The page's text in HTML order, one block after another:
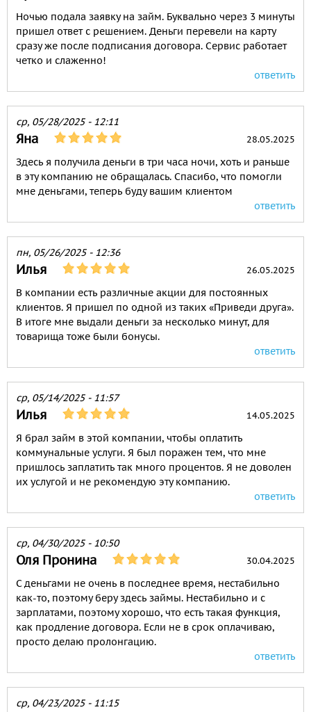
Ночью подала заявку на займ. Буквально через 3 минуты
пришел ответ с решением. Деньги перевели на карту
сразу же после подписания договора. Сервис работает
четко и слаженно!
ответить
ср, 05/28/2025 - 12:11
Яна 28.05.2025
Здесь я получила деньги в три часа ночи, хоть и раньше
в эту компанию не обращалась. Спасибо, что помогли
мне деньгами, теперь буду вашим клиентом
ответить
пн, 05/26/2025 - 12:36
Илья 26.05.2025
В компании есть различные акции для постоянных
клиентов. Я пришел по одной из таких «Приведи друга».
В итоге мне выдали деньги за несколько минут, для
товарища тоже были бонусы.
ответить
ср, 05/14/2025 - 11:57
Илья 14.05.2025
Я брал займ в этой компании, чтобы оплатить
коммунальные услуги. Я был поражен тем, что мне
пришлось заплатить так много процентов. Я не доволен
их услугой и не рекомендую эту компанию.
ответить
ср, 04/30/2025 - 10:50
Оля Пронина 30.04.2025
С деньгами не очень в последнее время, нестабильно
как-то, поэтому беру здесь займы. Нестабильно и с
зарплатами, поэтому хорошо, что есть такая функция,
как продление договора. Если не в срок оплачиваю,
просто делаю пролонгацию.
ответить
ср, 04/23/2025 - 11:15